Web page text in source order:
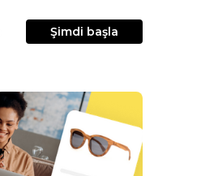
Şimdi başla